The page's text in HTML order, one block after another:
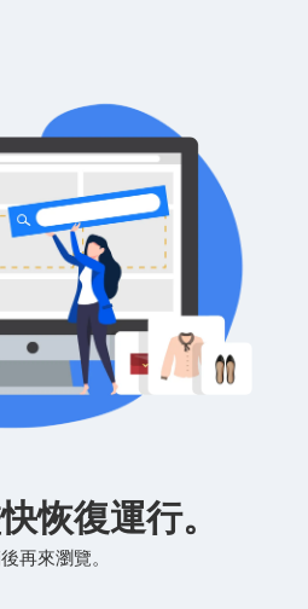
恢復運行。
再來瀏覽。